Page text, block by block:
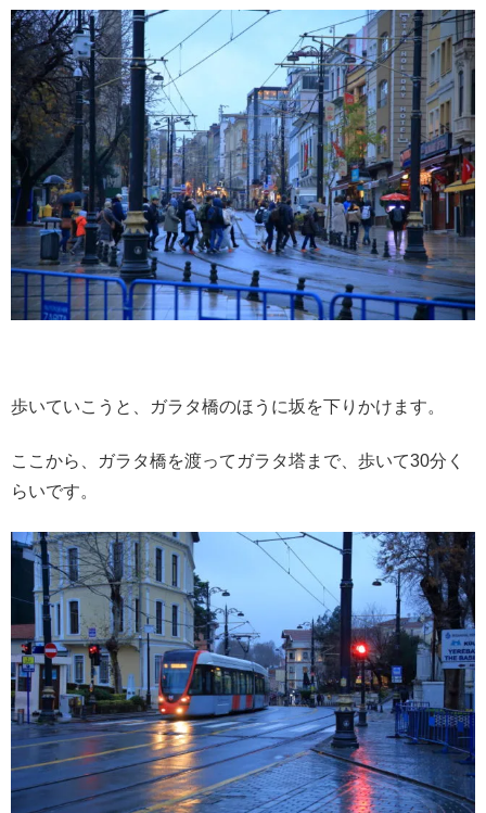
歩いていこうと、ガラタ橋のほうに坂を下りかけます。
ここから、ガラタ橋を渡ってガラタ塔まで、歩いて30分く
らいです。